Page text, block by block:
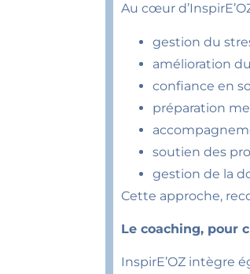
Au cœur
gestion du
amélioration
confiance en
préparation
soutien des
gestion de la
Cette approche,
Le coaching, pour
InspirE’OZ intègre